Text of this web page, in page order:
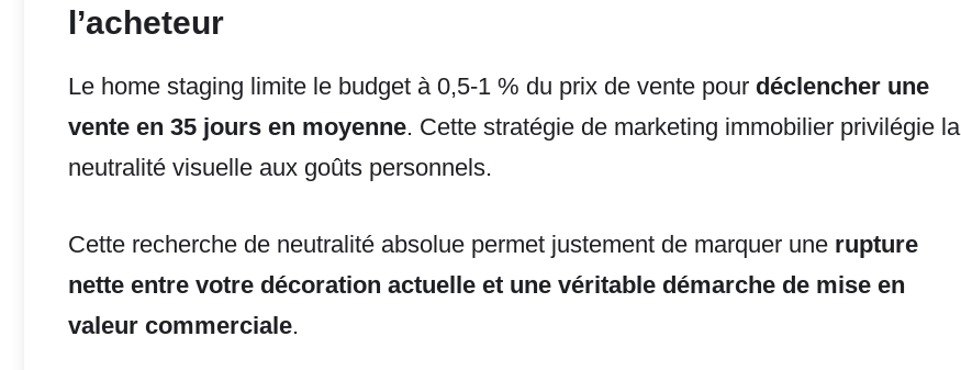
l’acheteur
Le home staging limite le budget à 0,5-1 % du prix de vente pour déclencher une
vente en 35 jours en moyenne. Cette stratégie de marketing immobilier privilégie la
neutralité visuelle aux goûts personnels.
Cette recherche de neutralité absolue permet justement de marquer une rupture
nette entre votre décoration actuelle et une véritable démarche de mise en
valeur commerciale.